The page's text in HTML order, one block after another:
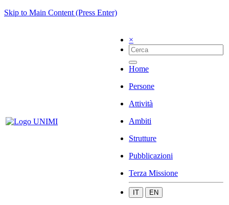
Skip to Main Content (Press Enter)
×
Home
Persone
Attività
Ambiti
Strutture
Pubblicazioni
Terza Missione
IT EN